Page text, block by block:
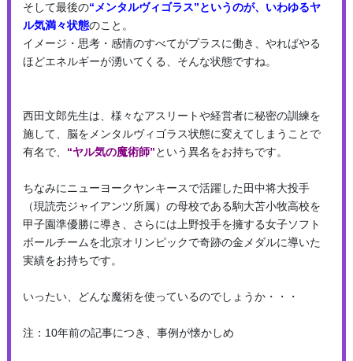
そして最後の“メンタルヴィゴラス”というのが、 いわゆるヤ
ル気満々状態のこと。
イメージ・思考・感情のすべてがプラスに働き、やればやる
ほどエネルギーが湧いてくる、そんな状態ですね。
西田文郎先生は、様々なアスリートや経営者に秘密の訓練を
施して、脳をメンタルヴィゴラス状態に変えてしまうことで
有名で、 “ヤル気の魔術師”という異名をお持ちです。
ちなみにニューヨークヤンキースで活躍した田中将大投手
（現読売ジャイアンツ所属）の母校である駒大苫小牧高校を
甲子園準優勝に導き、さらには上野投手を擁する女子ソフト
ボールチームを北京オリンピックで奇跡の金メダルに導いた
実績をお持ちです。
いったい、どんな魔術を使っているのでしょうか・・・
注：10年前の記事につき、事例が懐かしめ